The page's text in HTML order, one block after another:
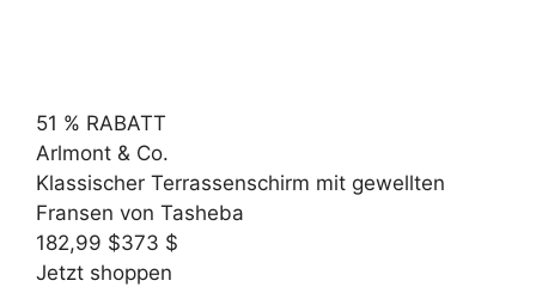
51 % RABATT
Arlmont & Co.
Klassischer Terrassenschirm mit gewellten
Fransen von Tasheba
182,99 $373 $
Jetzt shoppen